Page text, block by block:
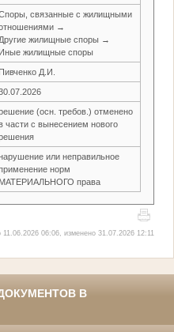
связанные с жилищными
→
Другие жилищные споры →
Иные жилищные споры
Пивченко Д.И.
(осн. требов.) отменено
части с вынесением нового
или неправильное
норм
МАТЕРИАЛЬНОГО права
11.06.2026 06:06, изменено 31.07.2026 12:11
В